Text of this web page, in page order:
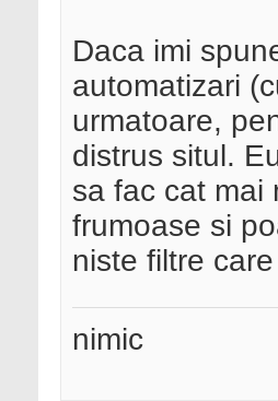
Daca imi
automatizari
urmatoare,
distrus situl.
sa fac cat mai
frumoase si
niste filtre
nimic